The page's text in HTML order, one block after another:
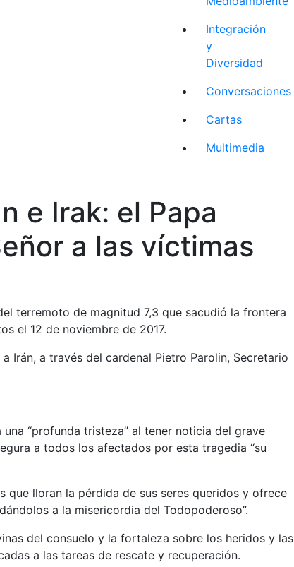
Integración
y
Diversidad
Conversaciones
Cartas
Multimedia
e Irak: el Papa
a las víctimas
terremoto de magnitud 7,3 que sacudió la frontera
el 12 de noviembre de 2017.
Irán, a través del cardenal Pietro Parolin, Secretario
“profunda tristeza” al tener noticia del grave
a todos los afectados por esta tragedia “su
que lloran la pérdida de sus seres queridos y ofrece
a la misericordia del Todopoderoso”.
del consuelo y la fortaleza sobre los heridos y las
a las tareas de rescate y recuperación.